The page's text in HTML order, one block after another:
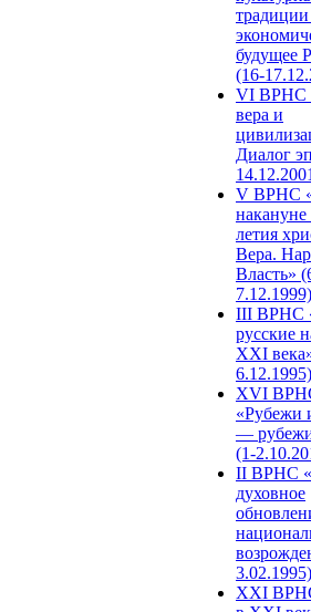
будущее
(16-
VI ВРНС
вера и
Диалог
V ВРНС
накануне
летия
Вера.
Власть»
7.12.1999)
III ВРНС
русские
XXI
6.12.1995)
XVI
«Рубежи
—
(1-
II ВРНС
духовное
3.02.1995)
XХI